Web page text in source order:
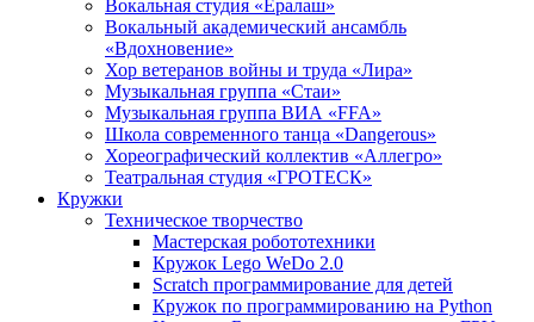
Вокальная студия «Ералаш»
Вокальный академический ансамбль
«Вдохновение»
Хор ветеранов войны и труда «Лира»
Музыкальная группа «Стаи»
Музыкальная группа ВИА «FFA»
Школа современного танца «Dangerous»
Хореографический коллектив «Аллегро»
Театральная студия «ГРОТЕСК»
Кружки
Техническое творчество
Мастерская робототехники
Кружок Lego WeDo 2.0
Scratch программирование для детей
Кружок по программированию на Python